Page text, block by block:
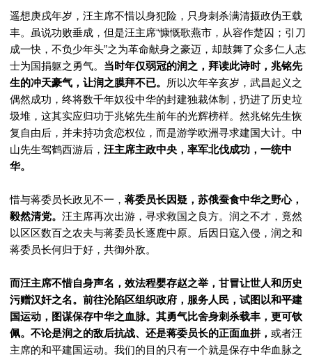
遥想庚戌年岁，汪主席不惜以身犯险，只身刺杀满清摄政伪王载
丰。虽说功败垂成，但是汪主席“慷慨歌燕市，从容作楚囚；引刀
成一快，不负少年头”之为革命献身之豪迈，却鼓舞了众多仁人志
士为国捐躯之勇气。 当时年仅弱冠的润之，拜读此诗时，兆铭先
生的冲天豪气，让润之膜拜不已。 所以次年辛亥岁，武昌起义之
偶然成功，终将数千年奴役中华的封建独裁体制，扔进了历史垃
圾堆，这其实应归功于兆铭先生前年的光辉榜样。然兆铭先生恢
复自由后，并未持功贪恋权位，而是游学欧洲寻求建国大计。 中
山先生驾鹤西游后， 汪主席主政中央，率军北伐成功，一统中
华。
惜与蒋委员长政见不一， 蒋委员长因疑，苏俄蚕食中华之野心，
毅然清党。 汪主席再次出游，寻求救国之良方。润之不才，竟然
以区区数百之农夫与蒋委员长逐鹿中原。后因日寇入侵，润之和
蒋委员长何归于好，共御外敌。
而汪主席不惜自身声名，效法程婴存赵之举，甘冒让世人和历史
污赠汉奸之名。前往沦陷区组织政府，服务人民，试图以和平建
国运动，图谋保存中华之血脉。其勇气比舍身刺杀载丰，更可钦
佩。 不论是润之的敌后抗战、还是蒋委员长的正面血拼， 或者汪
主席的和平建国运动。我们的目的只有一个就是保存中华血脉之